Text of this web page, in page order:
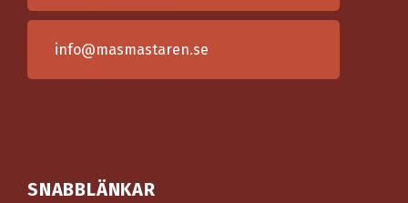
info@masmastaren.se
SNABBLÄNKAR